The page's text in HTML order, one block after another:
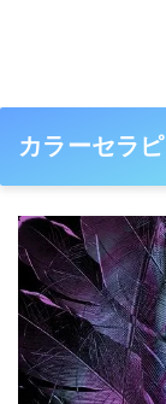
カラーセラ